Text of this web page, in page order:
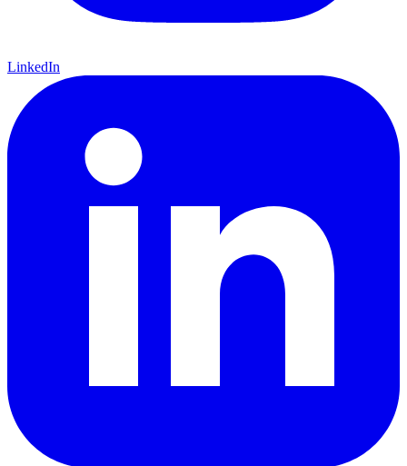
LinkedIn